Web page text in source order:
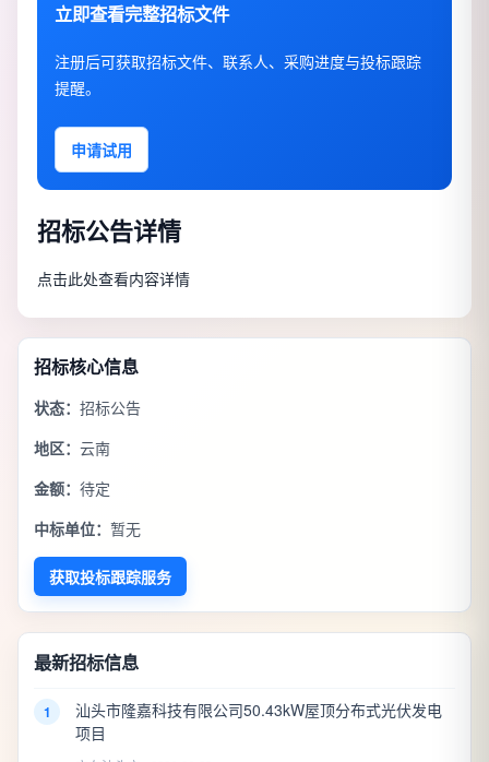
立即查看完整招标文件
注册后可获取招标文件、联系人、采购进度与投标跟踪
提醒。
申请试用
招标公告详情
点击此处查看内容详情
招标核心信息
状态： 招标公告
地区： 云南
金额： 待定
中标单位： 暂无
获取投标跟踪服务
最新招标信息
1
汕头市隆嘉科技有限公司50.43kW屋顶分布式光伏发电
项目